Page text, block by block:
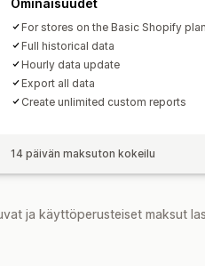
For stores on the Basic Shopify plan
Full historical data
Hourly data update
Export all data
Create unlimited custom reports
14 päivän maksuton kokeilu
ja käyttöperusteiset maksut